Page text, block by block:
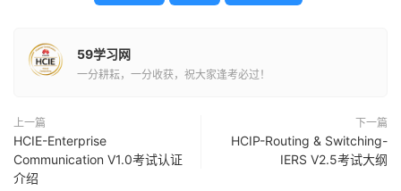
59学习网
一分耕耘，一分收获，祝大家逢考必过！
上一篇
HCIE-Enterprise
Communication V1.0考试认证
介绍
下一篇
HCIP-Routing & Switching-
IERS V2.5考试大纲